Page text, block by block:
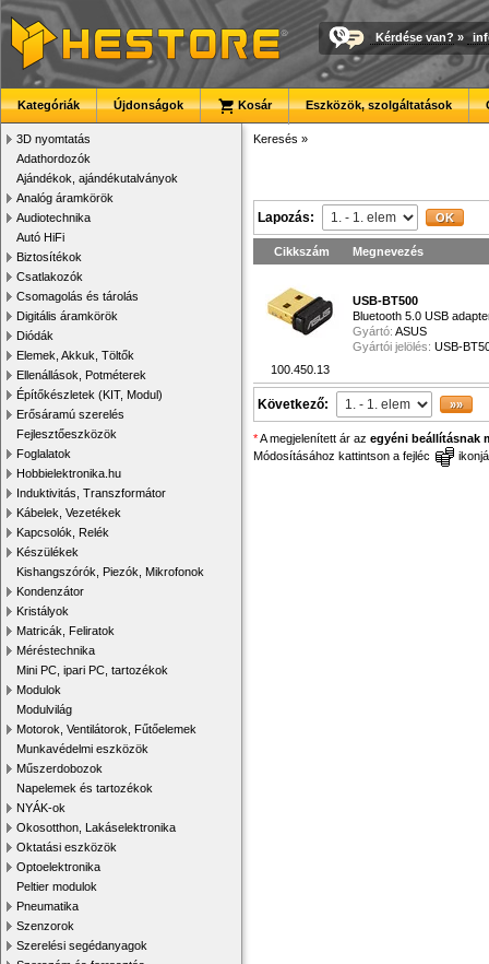
Kérdése van? »
Kategóriák Újdonságok Kosár Eszközök, szolgáltatások
3D nyomtatás
Adathordozók
Ajándékok, ajándékutalványok
Analóg áramkörök
Audiotechnika
Autó HiFi
Biztosítékok
Csatlakozók
Csomagolás és tárolás
Digitális áramkörök
Diódák
Elemek, Akkuk, Töltők
Ellenállások, Potméterek
Építőkészletek (KIT, Modul)
Erősáramú szerelés
Fejlesztőeszközök
Foglalatok
Hobbielektronika.hu
Induktivitás, Transzformátor
Kábelek, Vezetékek
Kapcsolók, Relék
Készülékek
Kishangszórók, Piezók, Mikrofonok
Kondenzátor
Kristályok
Matricák, Feliratok
Méréstechnika
Mini PC, ipari PC, tartozékok
Modulok
Modulvilág
Motorok, Ventilátorok, Fűtőelemek
Munkavédelmi eszközök
Műszerdobozok
Napelemek és tartozékok
NYÁK-ok
Okosotthon, Lakáselektronika
Oktatási eszközök
Optoelektronika
Peltier modulok
Pneumatika
Szenzorok
Szerelési segédanyagok
Keresés »
Lapozás:
Cikkszám Megnevezés
100.450.13
USB-BT500
Bluetooth 5.0 USB
Gyártó: ASUS
Gyártói jelölés: USB-
Következő:
*A megjelenített ár az egyéni beállításnak
Módosításához kattintson a fejléc